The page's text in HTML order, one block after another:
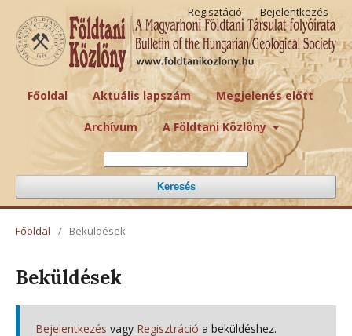
Főoldal Aktuális lapszám Megjelenés előtt
Archívum A Földtani Közlöny
Keresés
Regisztáció Bejelentkezés
Főoldal / Beküldések
Beküldések
Bejelentkezés vagy Regisztráció a beküldéshez.